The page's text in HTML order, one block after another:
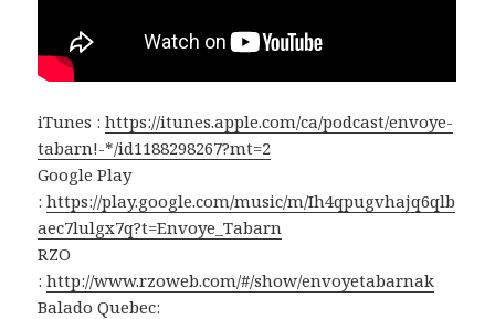
iTunes :https://itunes.apple.com/ca/podcast/envoye-
tabarn!-*/id1188298267?mt=2
Google Play
:https://play.google.com/music/m/Ih4qpugvhajq6qlb
aec7lulgx7q?t=Envoye_Tabarn
RZO
:http://www.rzoweb.com/#/show/envoyetabarnak
Balado Quebec: